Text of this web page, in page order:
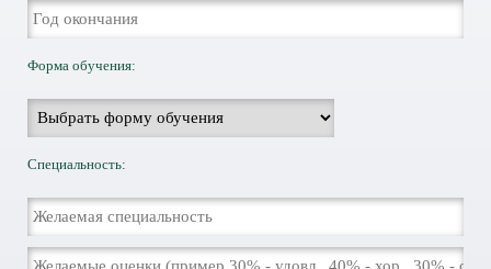
Форма обучения:
Специальность: